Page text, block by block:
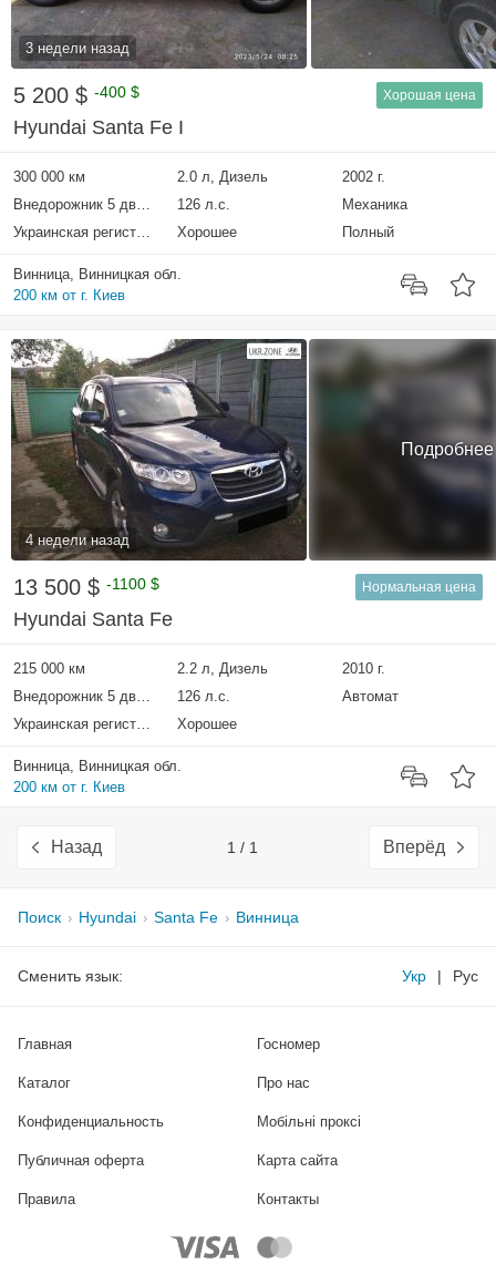
3 недели назад
5 200 $ -400 $ Хорошая цена
Hyundai Santa Fe I
300 000 км 2.0 л, Дизель
2002 г.
Внедорожник 5 дверей
126 л.с.
Механика
Украинская регистрация
Хорошее Полный
Винница, Винницкая обл.
200 км от г. Киев
4 недели назад
Подробнее
13 500 $ -1100 $ Нормальная цена
Hyundai Santa Fe
215 000 км 2.2 л, Дизель
2010 г.
Внедорожник 5 дверей
126 л.с.
Автомат
Украинская регистрация
Хорошее
Винница, Винницкая обл.
200 км от г. Киев
Назад 1 / 1 Вперёд
Поиск Hyundai Santa Fe Винница
Сменить язык: Укр | Рус
Главная
Каталог
Госномер
Про нас
Конфиденциальность Мобільні проксі
Публичная оферта Карта сайта
Правила Контакты